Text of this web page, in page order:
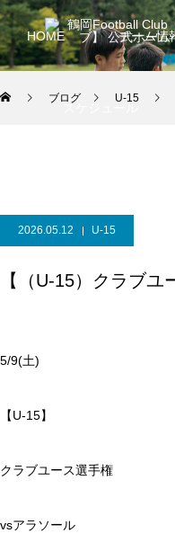
HOME チーム情
スケジュール
ブログ U-15
2026.05.12 U-15
【（U-15）クラブユ
5/9(土)
【U-15】
クラブユース選手権
vsアラソール